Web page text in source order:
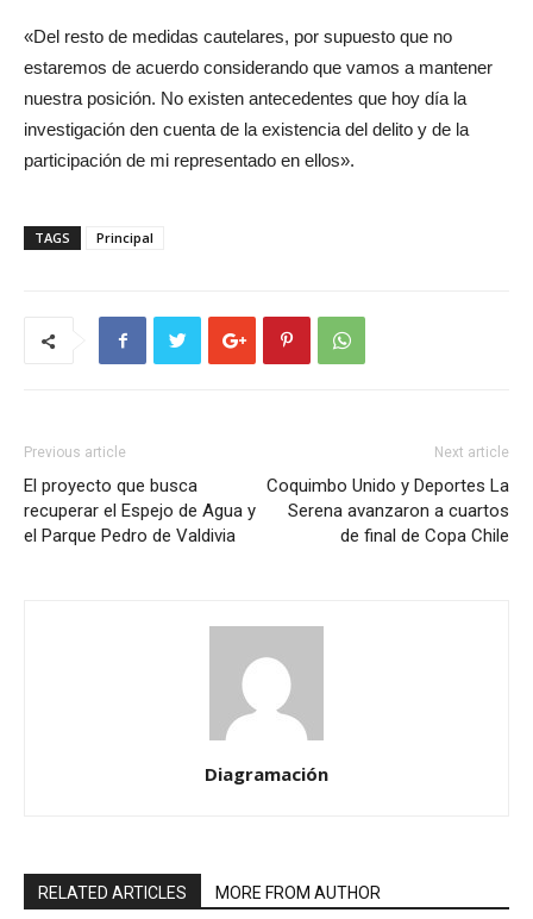
«Del resto de medidas cautelares, por supuesto que no
estaremos de acuerdo considerando que vamos a mantener
nuestra posición. No existen antecedentes que hoy día la
investigación den cuenta de la existencia del delito y de la
participación de mi representado en ellos».
TAGS Principal
Previous article
El proyecto que busca
recuperar el Espejo de Agua y
el Parque Pedro de Valdivia
Next article
Coquimbo Unido y Deportes La
Serena avanzaron a cuartos
de final de Copa Chile
Diagramación
RELATED ARTICLES MORE FROM AUTHOR